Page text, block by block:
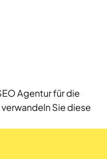
Agentur für die
Sie diese